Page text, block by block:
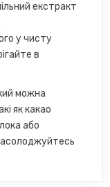
екстракт
у чисту
в
можна
як какао
або